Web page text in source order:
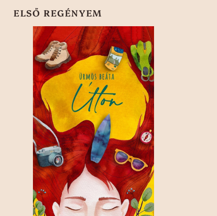
ELSŐ REGÉNYEM